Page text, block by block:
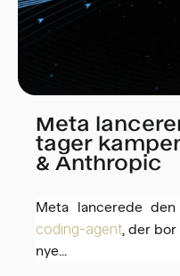
Meta
tager
& Anthropic
Meta lancerede
coding-agent, der
nye...